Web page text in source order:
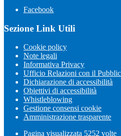
Facebook
Sezione Link Utili
Cookie policy
Note legali
Informativa Privacy
Ufficio Relazioni con il
Dichiarazione di accessibilità
Obiettivi di accessibilità
Whistleblowing
Gestione consensi cookie
Amministrazione trasparente
Pagina visualizzata 5252 volte